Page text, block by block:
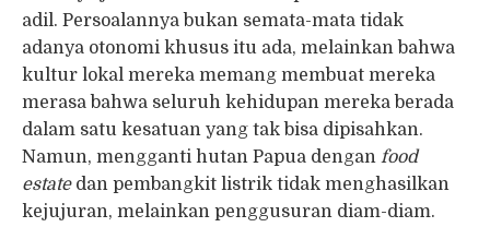
adil. Persoalannya bukan semata-mata tidak
adanya otonomi khusus itu ada, melainkan bahwa
kultur lokal mereka memang membuat mereka
merasa bahwa seluruh kehidupan mereka berada
dalam satu kesatuan yang tak bisa dipisahkan.
Namun, mengganti hutan Papua dengan food
estatedan pembangkit listrik tidak menghasilkan
kejujuran, melainkan penggusuran diam-diam.